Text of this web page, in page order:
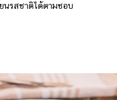
นรสชาติได้ตามชอบ